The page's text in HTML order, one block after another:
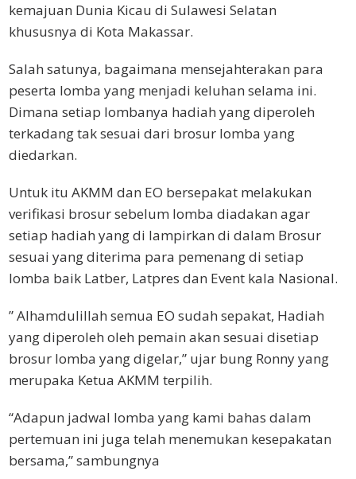
kemajuan Dunia Kicau di Sulawesi Selatan
khususnya di Kota Makassar.
Salah satunya, bagaimana mensejahterakan para
peserta lomba yang menjadi keluhan selama ini.
Dimana setiap lombanya hadiah yang diperoleh
terkadang tak sesuai dari brosur lomba yang
diedarkan.
Untuk itu AKMM dan EO bersepakat melakukan
verifikasi brosur sebelum lomba diadakan agar
setiap hadiah yang di lampirkan di dalam Brosur
sesuai yang diterima para pemenang di setiap
lomba baik Latber, Latpres dan Event kala Nasional.
” Alhamdulillah semua EO sudah sepakat, Hadiah
yang diperoleh oleh pemain akan sesuai disetiap
brosur lomba yang digelar,” ujar bung Ronny yang
merupaka Ketua AKMM terpilih.
“Adapun jadwal lomba yang kami bahas dalam
pertemuan ini juga telah menemukan kesepakatan
bersama,” sambungnya